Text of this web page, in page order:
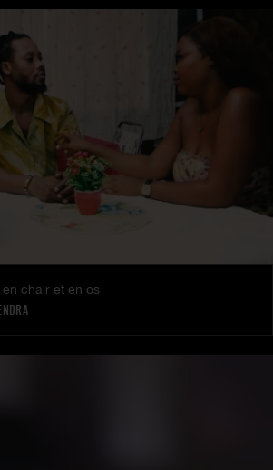
chair et en os